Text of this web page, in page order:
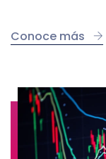
Conoce más